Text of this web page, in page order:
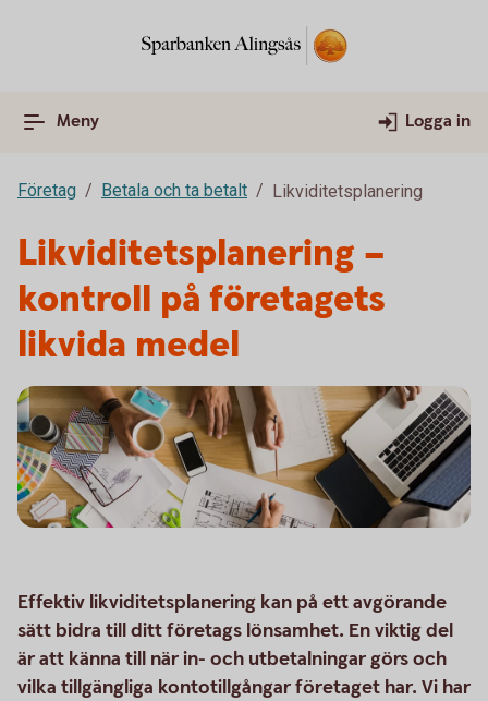
Meny Logga in
Företag Betala och ta betalt Likviditetsplanering
Likviditetsplanering –
kontroll på företagets
likvida medel
Effektiv likviditetsplanering kan på ett avgörande
sätt bidra till ditt företags lönsamhet. En viktig del
är att känna till när in- och utbetalningar görs och
vilka tillgängliga kontotillgångar företaget har. Vi har